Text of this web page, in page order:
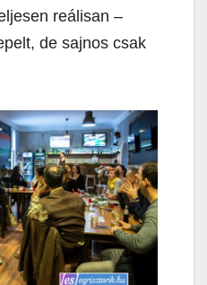
reálisan –
de sajnos csak